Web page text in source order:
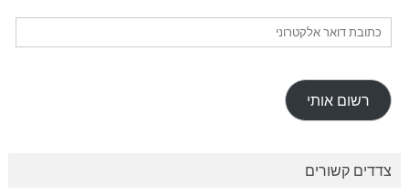
רשום אותי
צדדים קשורים